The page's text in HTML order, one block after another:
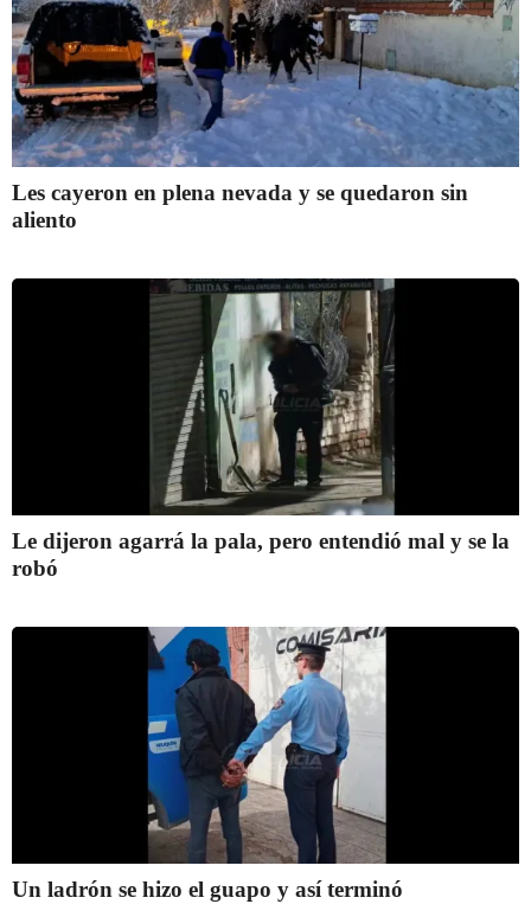
Les cayeron en plena nevada y se quedaron sin
aliento
Le dijeron agarrá la pala, pero entendió mal y se la
robó
Un ladrón se hizo el guapo y así terminó